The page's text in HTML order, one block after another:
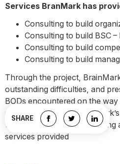
Services BranMark has
Consulting to build
Consulting to build BSC –
Consulting to build
Consulting to build
Through the project,
outstanding difficulties, and
BODs encountered on the
development. With
we already brought Viet Trung
services provided
SHARE